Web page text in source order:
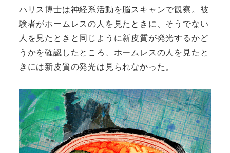
ハリス博士は神経系活動を脳スキャンで観察。被
験者がホームレスの人を見たときに、そうでない
人を見たときと同じように新皮質が発光するかど
うかを確認したところ、ホームレスの人を見たと
きには新皮質の発光は見られなかった。